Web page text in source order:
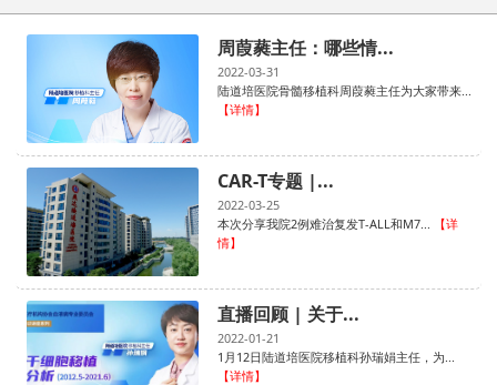
周葭蕤主任：哪些情...
2022-03-31
陆道培医院骨髓移植科周葭蕤主任为大家带来...
【详情】
CAR-T专题 |...
2022-03-25
本次分享我院2例难治复发T-ALL和M7...
【详
情】
直播回顾 | 关于...
2022-01-21
1月12日陆道培医院移植科孙瑞娟主任，为...
【详情】